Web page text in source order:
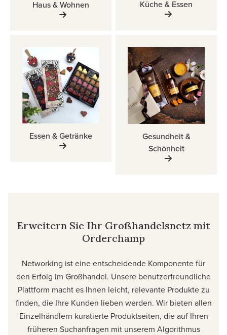
Haus & Wohnen Küche & Essen
Essen & Getränke
Gesundheit &
Schönheit
Erweitern Sie Ihr Großhandelsnetz mit
Orderchamp
Networking ist eine entscheidende Komponente für
den Erfolg im Großhandel. Unsere benutzerfreundliche
Plattform macht es Ihnen leicht, relevante Produkte zu
finden, die Ihre Kunden lieben werden. Wir bieten allen
Einzelhändlern kuratierte Produktseiten, die auf Ihren
früheren Suchanfragen mit unserem Algorithmus